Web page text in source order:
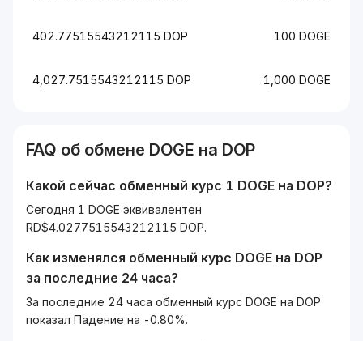
402.77515543212115 DOP 100 DOGE
4,027.7515543212115 DOP 1,000 DOGE
FAQ об обмене DOGE на DOP
Какой сейчас обменный курс 1 DOGE на DOP?
Сегодня 1 DOGE эквивалентен
RD$4.0277515543212115 DOP.
Как изменялся обменный курс DOGE на DOP
за последние 24 часа?
За последние 24 часа обменный курс DOGE на DOP
показал Падение на -0.80%.